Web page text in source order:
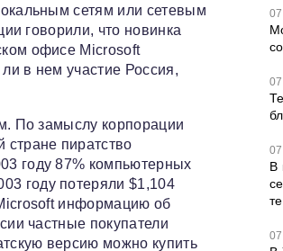
сетям или сетевым
говорили, что новинка
офисе Microsoft
в нем участие Россия,
По замыслу корпорации
пиратство
году 87% компьютерных
году потеряли $1,104
информацию об
частные покупатели
версию можно купить
В